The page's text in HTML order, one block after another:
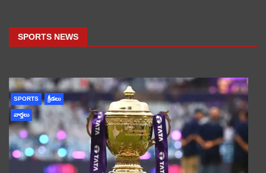
SPORTS NEWS
SPORTS క్రీడలు
వార్తలు